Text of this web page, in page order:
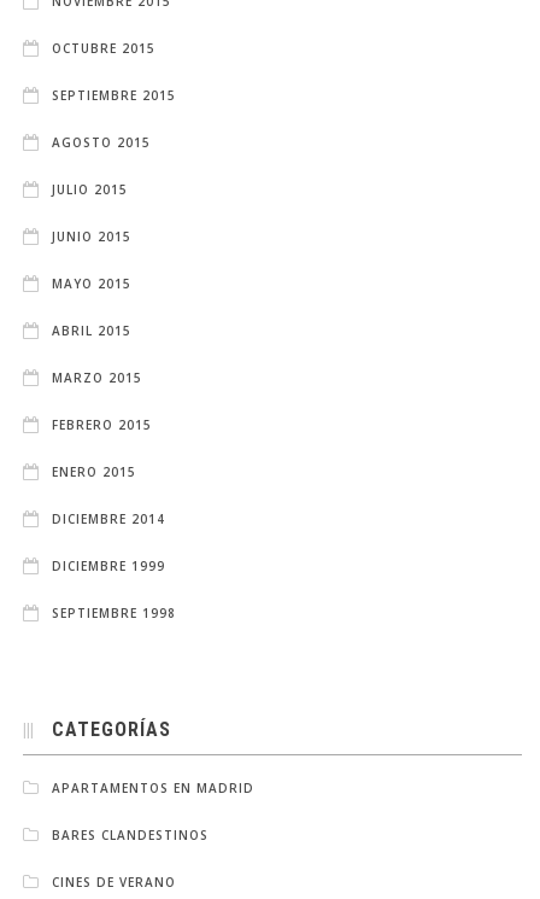
OCTUBRE 2015
SEPTIEMBRE 2015
AGOSTO 2015
JULIO 2015
JUNIO 2015
MAYO 2015
ABRIL 2015
MARZO 2015
FEBRERO 2015
ENERO 2015
DICIEMBRE 2014
DICIEMBRE 1999
SEPTIEMBRE 1998
CATEGORÍAS
APARTAMENTOS EN MADRID
BARES CLANDESTINOS
CINES DE VERANO